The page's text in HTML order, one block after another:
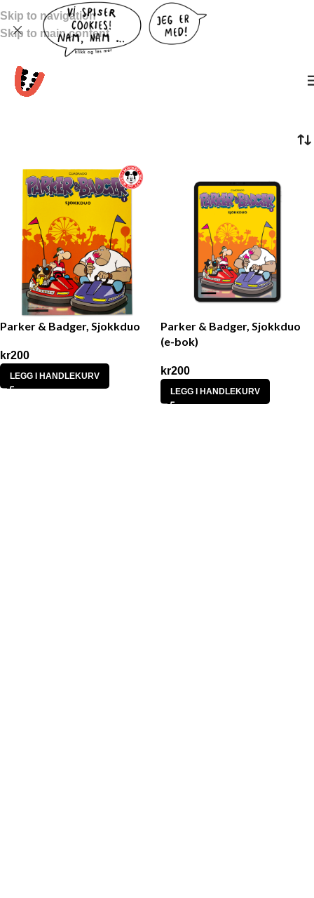
Skip to navigation
Skip to main content
Parker & Badger, Sjokkduo
kr200
LEGG I HANDLEKURV
Parker & Badger, Sjokkduo
(e-bok)
kr200
LEGG I HANDLEKURV